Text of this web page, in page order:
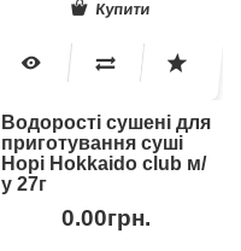
Купити
Водорості сушені для
приготування суші
Норі Hokkaido club м/
у 27г
0.00грн.